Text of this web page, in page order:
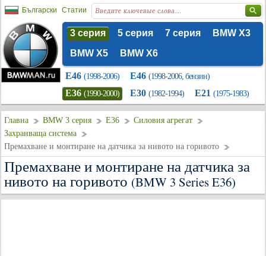
Български Статии
3 серия 5 серия 7 серия
BMW X3
BMW X5
BMW X6
E46 (1998-2006) E46 (1998-2006, бензин)
E36 (1990-2000) E30 (1982-1994) E21 (1975-1983)
Главна BMW 3 серия E36
Силовия агрегат
Захранваща система
Премахване и монтиране на датчика за нивото на горивото
Премахване и монтиране на датчика за
нивото на горивото (BMW 3 Series E36)